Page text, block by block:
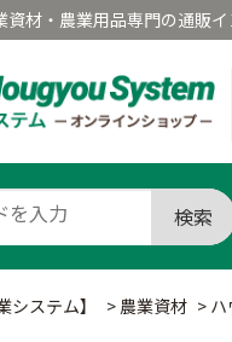
資材・農業用品専門の通販
検索
ステム】 > 農業資材 >